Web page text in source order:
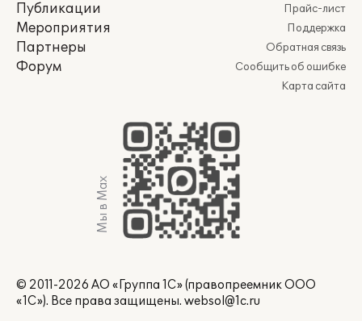
Публикации
Мероприятия
Партнеры
Форум
Прайс-лист
Поддержка
Обратная связь
Сообщить об ошибке
Карта сайта
Мы в Max
© 2011-2026 АО «Группа 1С» (правопреемник ООО
«1С»). Все права защищены. websol@1c.ru